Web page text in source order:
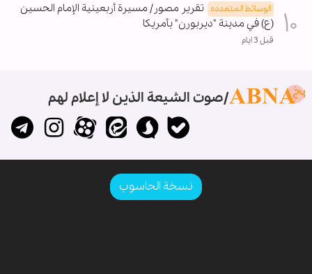
الوسائط المتعدده تقرير مصور/ مسيرة أربعينية الإمام الحسين
(ع) في مدينة "ديربورن" بأمريكا
قبل 3 ايام
صوت الشيعة الذين لا إعلام لهم
نسخة الحاسوب